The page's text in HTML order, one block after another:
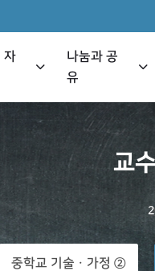
자
나눔과 공
유
교
중학교 기술ㆍ가정 ②